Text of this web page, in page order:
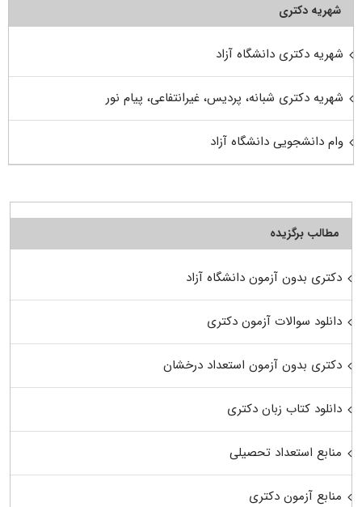
شهریه دکتری
شهریه دکتری دانشگاه آزاد
شهریه دکتری شبانه، پردیس، غیرانتفاعی، پیام نور
وام دانشجویی دانشگاه آزاد
مطالب برگزیده
دکتری بدون آزمون دانشگاه آزاد
دانلود سوالات آزمون دکتری
دکتری بدون آزمون استعداد درخشان
دانلود کتاب زبان دکتری
منابع استعداد تحصیلی
منابع آزمون دکتری